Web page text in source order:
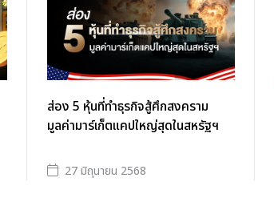
ส่อง 5 หุ้นที่ทำธุรกิจสู้ศึกสงคราม
มูลค่ามาร์เก็ตแคปใหญ่สุดในสหรัฐฯ
27 มิถุนายน 2568